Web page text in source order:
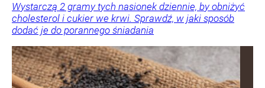
Wystarczą 2 gramy tych nasionek dziennie, by obniżyć
cholesterol i cukier we krwi. Sprawdź, w jaki sposób
dodać je do porannego śniadania